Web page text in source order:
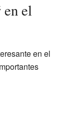
en el
en el